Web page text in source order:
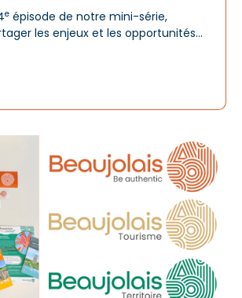
e épisode de notre mini-série,
les enjeux et les opportunités
Président.